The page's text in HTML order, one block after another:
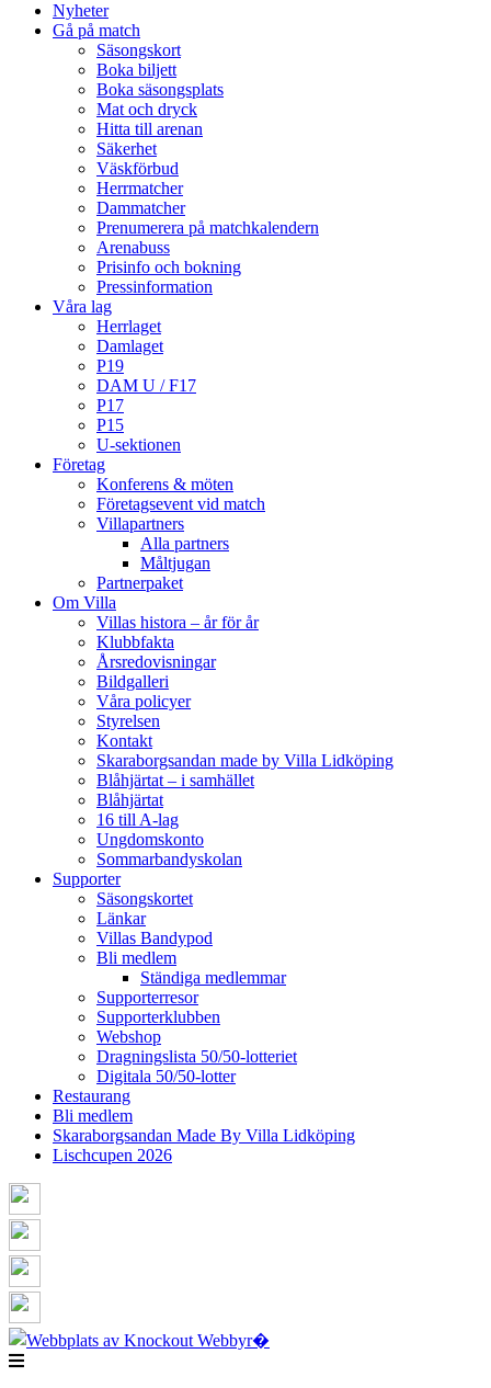
Nyheter
Gå på match
Säsongskort
Boka biljett
Boka säsongsplats
Mat och dryck
Hitta till arenan
Säkerhet
Väskförbud
Herrmatcher
Dammatcher
Prenumerera på matchkalendern
Arenabuss
Prisinfo och bokning
Pressinformation
Våra lag
Herrlaget
Damlaget
P19
DAM U / F17
P17
P15
U-sektionen
Företag
Konferens & möten
Företagsevent vid match
Villapartners
Alla partners
Måltjugan
Partnerpaket
Om Villa
Villas histora – år för år
Klubbfakta
Årsredovisningar
Bildgalleri
Våra policyer
Styrelsen
Kontakt
Skaraborgsandan made by Villa Lidköping
Blåhjärtat – i samhället
Blåhjärtat
16 till A-lag
Ungdomskonto
Sommarbandyskolan
Supporter
Säsongskortet
Länkar
Villas Bandypod
Bli medlem
Ständiga medlemmar
Supporterresor
Supporterklubben
Webshop
Dragningslista 50/50-lotteriet
Digitala 50/50-lotter
Restaurang
Bli medlem
Skaraborgsandan Made By Villa Lidköping
Lischcupen 2026